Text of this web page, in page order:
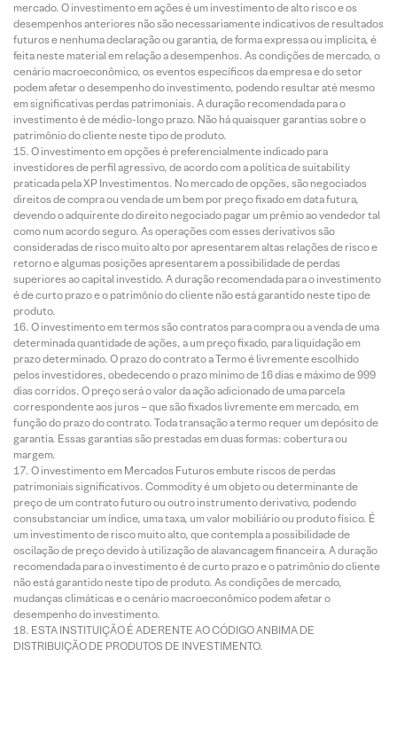
mercado. O investimento em ações é um investimento de alto risco e os
desempenhos anteriores não são necessariamente indicativos de resultados
futuros e nenhuma declaração ou garantia, de forma expressa ou implícita, é
feita neste material em relação a desempenhos. As condições de mercado, o
cenário macroeconômico, os eventos específicos da empresa e do setor
podem afetar o desempenho do investimento, podendo resultar até mesmo
em significativas perdas patrimoniais. A duração recomendada para o
investimento é de médio-longo prazo. Não há quaisquer garantias sobre o
patrimônio do cliente neste tipo de produto.
O investimento em opções é preferencialmente indicado para
investidores de perfil agressivo, de acordo com a política de suitability
praticada pela XP Investimentos. No mercado de opções, são negociados
direitos de compra ou venda de um bem por preço fixado em data futura,
devendo o adquirente do direito negociado pagar um prêmio ao vendedor tal
como num acordo seguro. As operações com esses derivativos são
consideradas de risco muito alto por apresentarem altas relações de risco e
retorno e algumas posições apresentarem a possibilidade de perdas
superiores ao capital investido. A duração recomendada para o investimento
é de curto prazo e o patrimônio do cliente não está garantido neste tipo de
produto.
O investimento em termos são contratos para compra ou a venda de uma
determinada quantidade de ações, a um preço fixado, para liquidação em
prazo determinado. O prazo do contrato a Termo é livremente escolhido
pelos investidores, obedecendo o prazo mínimo de 16 dias e máximo de 999
dias corridos. O preço será o valor da ação adicionado de uma parcela
correspondente aos juros – que são fixados livremente em mercado, em
função do prazo do contrato. Toda transação a termo requer um depósito de
garantia. Essas garantias são prestadas em duas formas: cobertura ou
margem.
O investimento em Mercados Futuros embute riscos de perdas
patrimoniais significativos. Commodity é um objeto ou determinante de
preço de um contrato futuro ou outro instrumento derivativo, podendo
consubstanciar um índice, uma taxa, um valor mobiliário ou produto físico. É
um investimento de risco muito alto, que contempla a possibilidade de
oscilação de preço devido à utilização de alavancagem financeira. A duração
recomendada para o investimento é de curto prazo e o patrimônio do cliente
não está garantido neste tipo de produto. As condições de mercado,
mudanças climáticas e o cenário macroeconômico podem afetar o
desempenho do investimento.
ESTA INSTITUIÇÃO É ADERENTE AO CÓDIGO ANBIMA DE
DISTRIBUIÇÃO DE PRODUTOS DE INVESTIMENTO.